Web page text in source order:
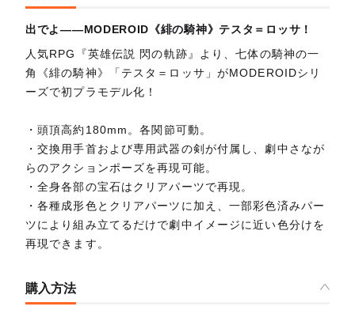
出でよ——MODEROID《緋の騎神》テスタ＝ロッサ！
人気RPG『英雄伝説 閃の軌跡』より、七体の騎神の一
角《緋の騎神》「テスタ＝ロッサ」がMODEROIDシリ
ーズで初プラモデル化！
・頭頂高約180mm。各関節可動。
・交換用手首および専用武器の剣が付属し、劇中さなが
らのアクションポーズを再現可能。
・全身各部の宝石はクリアパーツで再現。
・各種成形色とクリアパーツに加え、一部彩色済みパー
ツにより組み立てるだけで劇中イメージに近い色分けを
再現できます。
購入方法